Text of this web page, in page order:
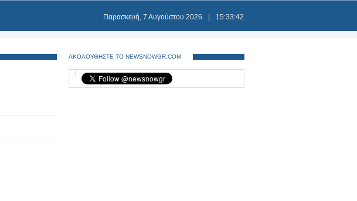
Παρασκευή, 7 Αυγούστου 2026 15:33:43
ΑΚΟΛΟΥΘΗΣΤΕ ΤΟ NEWSNOWGR.COM